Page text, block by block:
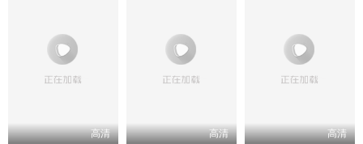
高清 高清 高清